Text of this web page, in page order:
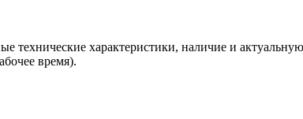
технические характеристики, наличие и
время).